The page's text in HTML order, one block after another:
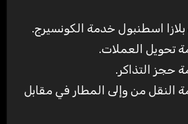
اسطنبول خدمة الكونسيرج.
تحويل العملات.
حجز التذاكر.
النقل من وإلى المطار في مقابل